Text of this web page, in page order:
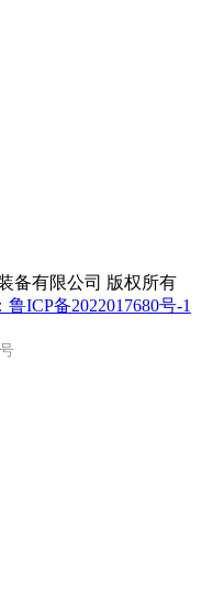
备有限公司 版权所有
鲁ICP备2022017680号-1